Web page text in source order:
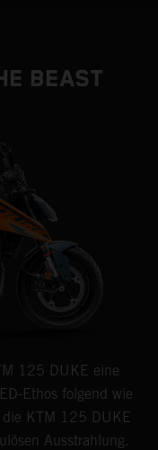
BEAST
125 DUKE eine
Ethos folgend wie
die KTM 125 DUKE
Ausstrahlung.